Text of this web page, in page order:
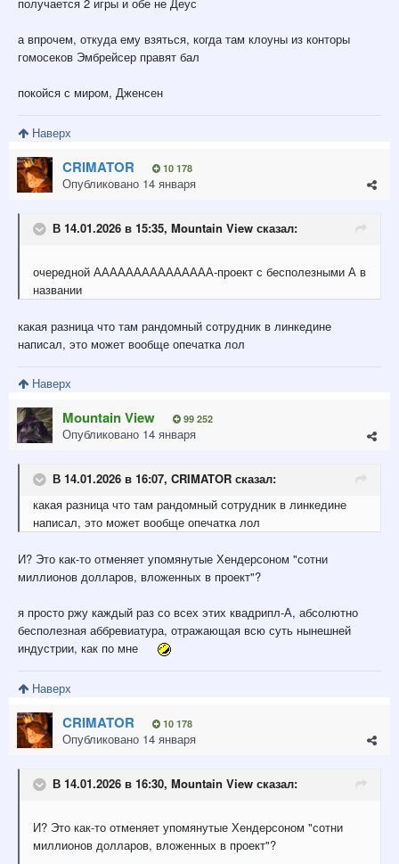
а впрочем, откуда ему взяться, когда там клоуны из конторы
гомосеков Эмбрейсер правят бал
покойся с миром, Дженсен
Наверх
CRIMATOR 10 178
Опубликовано 14 января
В 14.01.2026 в 15:35, Mountain View сказал:
очередной ААААААААААААААА-проект с бесполезными А в
названии
какая разница что там рандомный сотрудник в линкедине
написал, это может вообще опечатка лол
Наверх
Mountain View 99 252
Опубликовано 14 января
В 14.01.2026 в 16:07, CRIMATOR сказал:
какая разница что там рандомный сотрудник в линкедине
написал, это может вообще опечатка лол
И? Это как-то отменяет упомянутые Хендерсоном "сотни
миллионов долларов, вложенных в проект"?
я просто ржу каждый раз со всех этих квадрипл-А, абсолютно
бесполезная аббревиатура, отражающая всю суть нынешней
индустрии, как по мне
Наверх
CRIMATOR 10 178
Опубликовано 14 января
В 14.01.2026 в 16:30, Mountain View сказал:
И? Это как-то отменяет упомянутые Хендерсоном "сотни
миллионов долларов, вложенных в проект"?